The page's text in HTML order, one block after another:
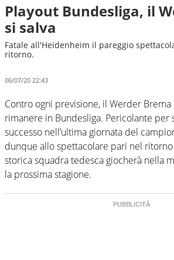
Playout Bundesliga, il
si salva
Fatale all'Heidenheim il pareggio
ritorno.
06/07/20 22:43
Contro ogni previsione, il Werder
rimanere in Bundesliga. Pericolante per
successo nell’ultima giornata del
dunque allo spettacolare pari nel
storica squadra tedesca giocherà nella
la prossima stagione.